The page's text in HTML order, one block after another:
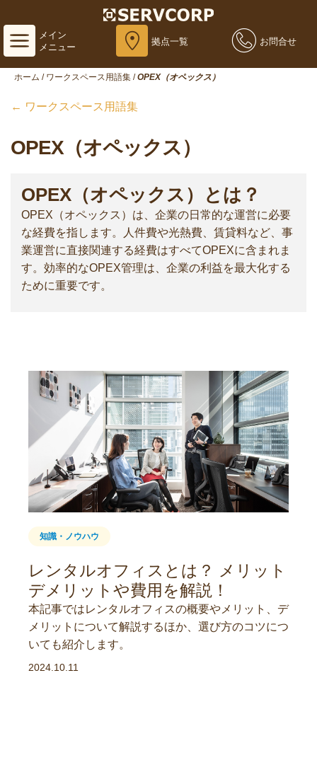
メイン
メニュー
拠点一覧 お問合せ
ホーム / ワークスペース用語集 / OPEX（オペックス）
← ワークスペース用語集
OPEX（オペックス）
OPEX（オペックス）とは？
OPEX（オペックス）は、企業の日常的な運営に必要
な経費を指します。人件費や光熱費、賃貸料など、事
業運営に直接関連する経費はすべてOPEXに含まれま
す。効率的なOPEX管理は、企業の利益を最大化する
ために重要です。
知識・ノウハウ
レンタルオフィスとは？ メリット
デメリットや費用を解説！
本記事ではレンタルオフィスの概要やメリット、デ
メリットについて解説するほか、選び方のコツにつ
いても紹介します。
2024.10.11